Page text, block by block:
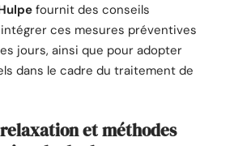
fournit des conseils
ces mesures préventives
jours, ainsi que pour adopter
dans le cadre du traitement de
et méthodes